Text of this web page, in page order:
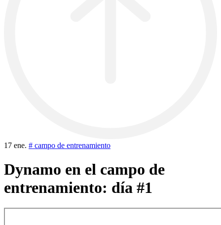
17 ene. # campo de entrenamiento
Dynamo en el campo de
entrenamiento: día #1